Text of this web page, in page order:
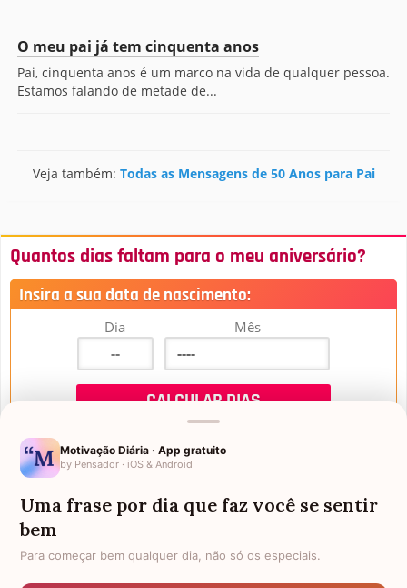
O meu pai já tem cinquenta anos
Pai, cinquenta anos é um marco na vida de qualquer pessoa.
Estamos falando de metade de...
Veja também: Todas as Mensagens de 50 Anos para Pai
Quantos dias faltam para o meu aniversário?
Insira a sua data de nascimento:
Dia Mês
Mensagens de Aniversário
FALTAM 3 DIAS PARA O MEU
ANIVERSÁRIO
Motivação Diária · App gratuito
by Pensador · iOS & Android
Uma frase por dia que faz você se sentir
bem
Para começar bem qualquer dia, não só os especiais.